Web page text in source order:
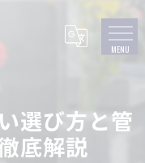
選び方と管
底解説